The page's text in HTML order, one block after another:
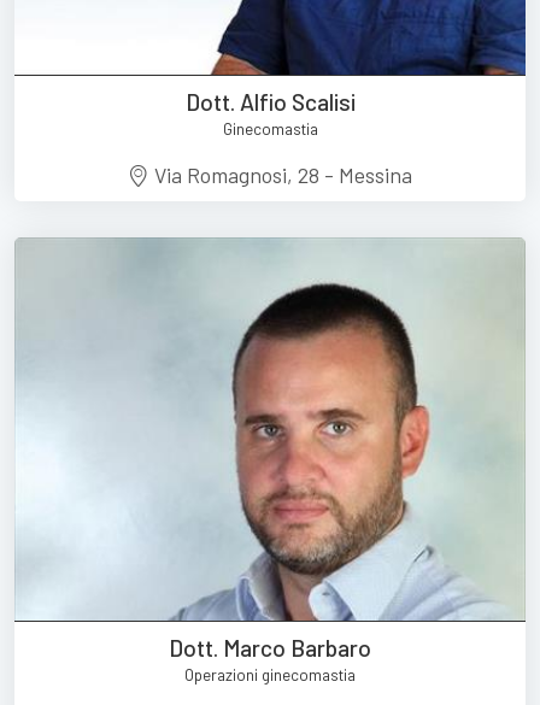
Dott. Alfio Scalisi
Ginecomastia
Via Romagnosi, 28 - Messina
Dott. Marco Barbaro
Operazioni ginecomastia